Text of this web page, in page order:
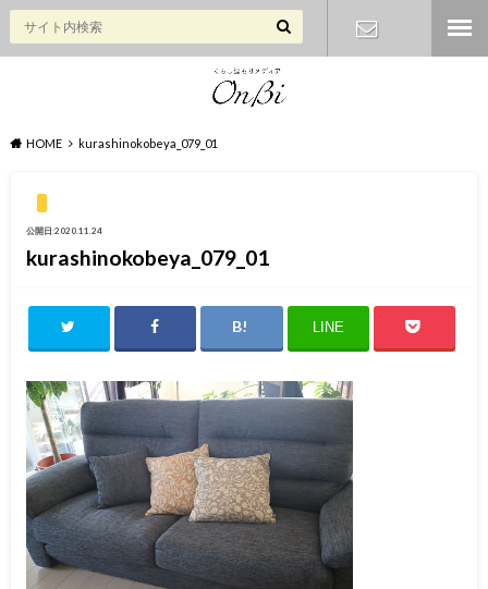
HOME kurashinokobeya_079_01
公開日:2020.11.24
kurashinokobeya_079_01
LINE